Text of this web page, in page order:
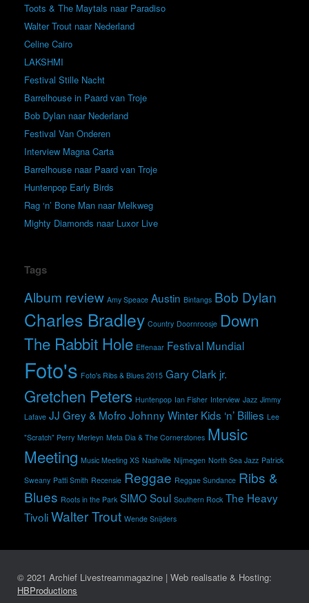
Toots & The Maytals naar Paradiso
Walter Trout naar Nederland
Celine Cairo
LAKSHMI
Festival Stille Nacht
Barrelhouse in Paard van Troje
Bob Dylan naar Nederland
Festival Van Onderen
Interview Magna Carta
Barrelhouse naar Paard van Troje
Huntenpop Early Birds
Rag ‘n’ Bone Man naar Melkweg
Mighty Diamonds naar Luxor Live
Tags
Album review Amy Speace Austin Bintangs Bob Dylan
Charles Bradley Country Doornroosje Down
The Rabbit Hole Effenaar Festival Mundial
Foto's Foto's Ribs & Blues 2015 Gary Clark jr.
Gretchen Peters Huntenpop Ian Fisher Interview Jazz Jimmy
Lafave JJ Grey & Mofro Johnny Winter Kids ‘n’ Billies Lee
"Scratch" Perry Merleyn Meta Dia & The Cornerstones Music
Meeting Music Meeting XS Nashville Nijmegen North Sea Jazz Patrick
Sweany Patti Smith Recensie Reggae Reggae Sundance Ribs &
Blues Roots in the Park SIMOSoul Southern Rock The Heavy
TivoliWalter Trout Wende Snijders
© 2021 Archief Livestreammagazine | Web realisatie & Hosting:
HBProductions